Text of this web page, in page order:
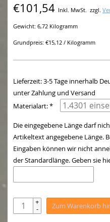
€101,54 Inkl. MwSt. zzgl.
Gewicht: 6,72 Kilogramm
Grundpreis: €15,12 / Kilogramm
Lieferzeit: 3-5 Tage innerhalb
unter Zahlung und Versand
Materialart: *
Die eingegebene Länge darf
Artikeltext angegebene Länge.
Eingaben können wir nicht
der Standardlänge. Geben sie
+
- Zum Warenkorb